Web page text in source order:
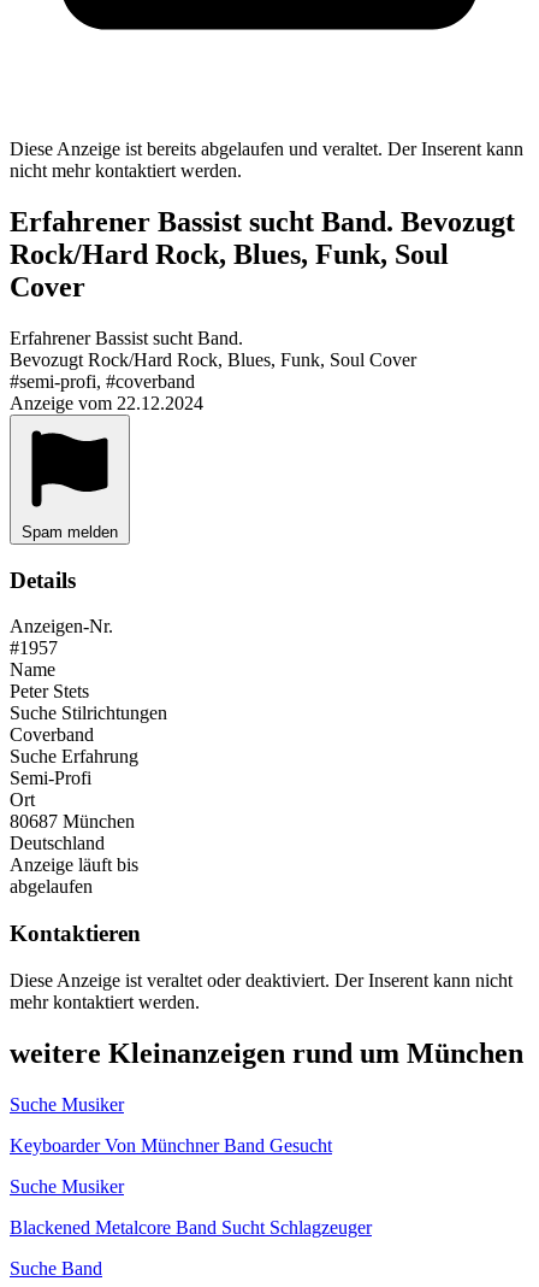
Diese Anzeige ist bereits abgelaufen und veraltet. Der Inserent kann
nicht mehr kontaktiert werden.
Erfahrener Bassist sucht Band. Bevozugt
Rock/Hard Rock, Blues, Funk, Soul
Cover
Erfahrener Bassist sucht Band.
Bevozugt Rock/Hard Rock, Blues, Funk, Soul Cover
#semi-profi, #coverband
Anzeige vom 22.12.2024
Spam melden
Details
Anzeigen-Nr.
#1957
Name
Peter Stets
Suche Stilrichtungen
Coverband
Suche Erfahrung
Semi-Profi
Ort
80687 München
Deutschland
Anzeige läuft bis
abgelaufen
Kontaktieren
Diese Anzeige ist veraltet oder deaktiviert. Der Inserent kann nicht
mehr kontaktiert werden.
weitere Kleinanzeigen rund um München
Suche Musiker
Keyboarder Von Münchner Band Gesucht
Suche Musiker
Blackened Metalcore Band Sucht Schlagzeuger
Suche Band